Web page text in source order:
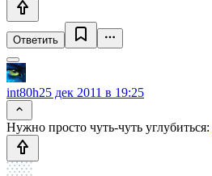
Ответить
int80h25 дек 2011 в 19:25
Нужно просто чуть-чуть углубиться: